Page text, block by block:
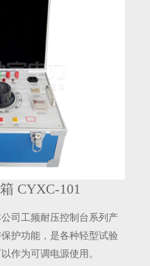
101
耐压控制台系列产
，是各种轻型试验
调电源使用。
高低压开
所生产的